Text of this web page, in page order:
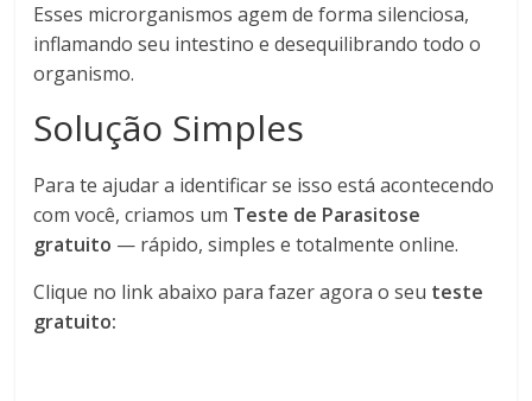
Esses microrganismos agem de forma silenciosa,
inflamando seu intestino e desequilibrando todo o
organismo.
Solução Simples
Para te ajudar a identificar se isso está acontecendo
com você, criamos um Teste de Parasitose
gratuito — rápido, simples e totalmente online.
Clique no link abaixo para fazer agora o seu teste
gratuito: